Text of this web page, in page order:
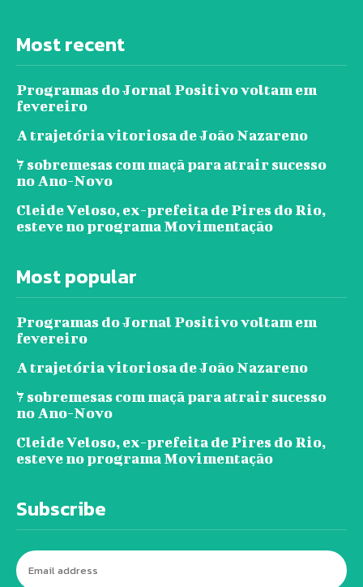
Most recent
Programas do Jornal Positivo voltam em
fevereiro
A trajetória vitoriosa de João Nazareno
7 sobremesas com maçã para atrair sucesso
no Ano-Novo
Cleide Veloso, ex-prefeita de Pires do Rio,
esteve no programa Movimentação
Most popular
Programas do Jornal Positivo voltam em
fevereiro
A trajetória vitoriosa de João Nazareno
7 sobremesas com maçã para atrair sucesso
no Ano-Novo
Cleide Veloso, ex-prefeita de Pires do Rio,
esteve no programa Movimentação
Subscribe